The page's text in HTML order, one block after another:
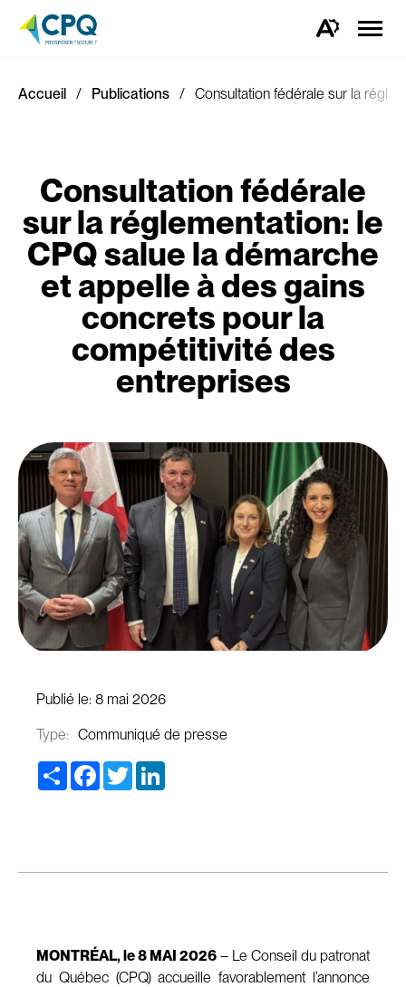
Ouvrez
d'accessibilité.
la
Accueil Publications Consultation fédérale sur la
Consultation fédérale
sur la réglementation: le
CPQ salue la démarche
et appelle à des gains
concrets pour la
compétitivité des
entreprises
Publié le: 8 mai 2026
Type: Communiqué de presse
Share Facebook
Twitter
MONTRÉAL, le 8 MAI 2026 – Le Conseil du patronat
du Québec (CPQ) accueille favorablement l’annonce